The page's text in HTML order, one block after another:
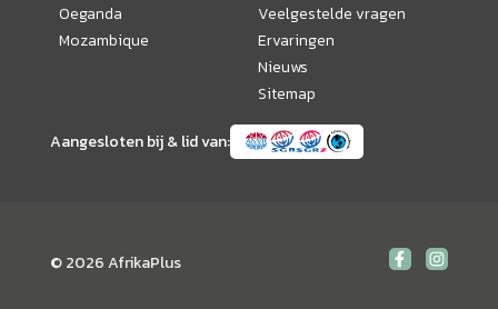
Oeganda
Mozambique
Veelgestelde vragen
Ervaringen
Nieuws
Sitemap
Aangesloten bij & lid van:
© 2026 AfrikaPlus